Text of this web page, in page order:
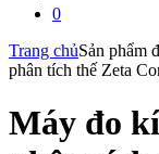
0
Trang chủSản phẩm
phân tích thế Zeta
Máy đo